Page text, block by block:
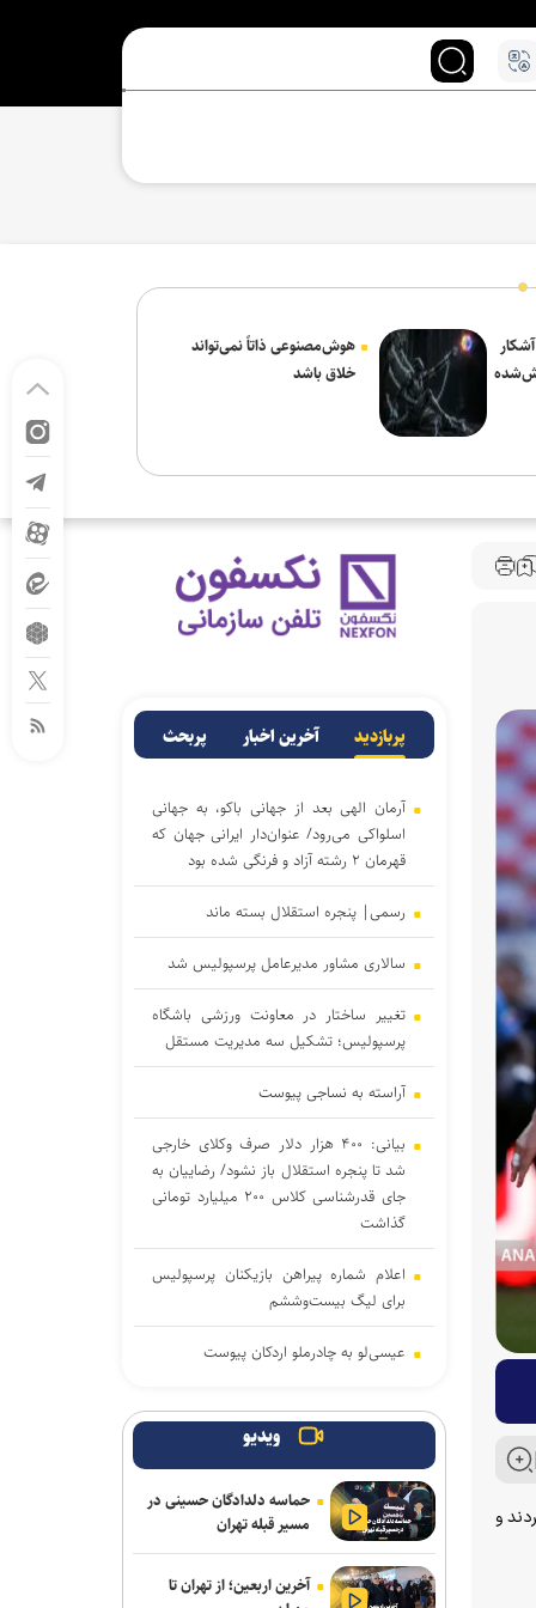
هوش‌مصنوعی ذاتاً نمی‌تواند
خلاق باشد
کردند و
پربازدید آخرین اخبار پربحث
آرمان الهی بعد از جهانی باکو، به جهانی
اسلواکی می‌رود/ عنوان‌دار ایرانی جهان که
قهرمان ۲ رشته آزاد و فرنگی شده بود
رسمی| پنجره استقلال بسته ماند
سالاری مشاور مدیرعامل پرسپولیس شد
تغییر ساختار در معاونت ورزشی باشگاه
پرسپولیس؛ تشکیل سه مدیریت مستقل
آراسته به نساجی پیوست
بیانی: ۴۰۰ هزار دلار صرف وکلای خارجی
شد تا پنجره استقلال باز نشود/ رضاییان به
جای قدرشناسی کلاس ۲۰۰ میلیارد تومانی
گذاشت
اعلام شماره پیراهن بازیکنان پرسپولیس
برای لیگ بیست‌وششم
عیسی‌لو به چادرملو اردکان پیوست
مدال توسط ملی‌پوشان ایران
نمایندگان ایران با کسب ۲۶ مدال
ربیعی سرمربی شاهین بندرعامری شد
ویدیو
حماسه دلدادگان حسینی در
مسیر قبله تهران
آخرین اربعین؛ از تهران تا